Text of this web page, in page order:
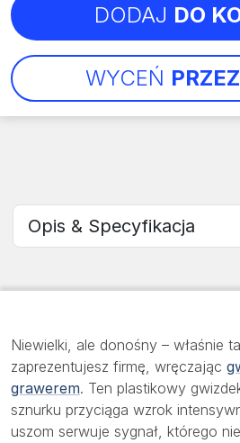
Niewielki, ale donośny – właśnie
zaprezentujesz firmę, wręczając
grawerem. Ten plastikowy
sznurku przyciąga wzrok
uszom serwuje sygnał, którego
Wybierz sekcję
WYCEŃ
DODAJ DO